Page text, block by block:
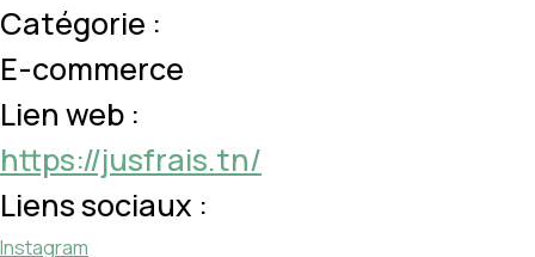
Catégorie :
E-commerce
Lien web :
https://jusfrais.tn/
Liens sociaux :
Instagram